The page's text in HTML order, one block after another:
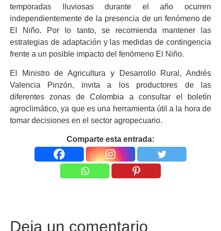
temporadas lluviosas durante el año ocurren
independientemente de la presencia de un fenómeno de
El Niño. Por lo tanto, se recomienda mantener las
estrategias de adaptación y las medidas de contingencia
frente a un posible impacto del fenómeno El Niño.
El Ministro de Agricultura y Desarrollo Rural, Andrés
Valencia Pinzón, invita a los productores de las
diferentes zonas de Colombia a consultar el boletín
agroclimático, ya que es una herramienta útil a la hora de
tomar decisiones en el sector agropecuario.
Comparte esta entrada:
Deja un comentario